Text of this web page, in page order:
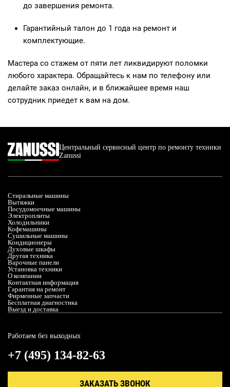
до завершения ремонта.
Гарантийный талон до 1 года на ремонт и
комплектующие.
Мастера со стажем от пяти лет ликвидируют поломки
любого характера. Обращайтесь к нам по телефону или
делайте заказ онлайн, и в ближайшее время наш
сотрудник приедет к вам на дом.
Центральный сервисный центр по ремонту техники
Zanussi
Стиральные машины
Вытяжки
Посудомоечные машины
Электроплиты
Холодильники
Кофемашины
Сушильные машины
Кондиционеры
Духовые шкафы
Другая техника
Варочные панели
Установка техники
О компании
Контактная информация
Гарантия на ремонт
Фирменные запчасти
Бесплатная диагностика
Выезд и доставка
Работаем без выходных
+7 (495) 134-82-63
ЗАКАЗАТЬ ЗВОНОК